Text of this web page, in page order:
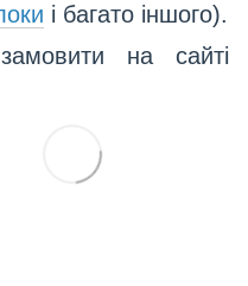
і багато іншого).
на сайті